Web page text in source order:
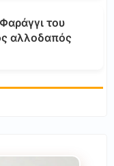
του
αλλοδαπός